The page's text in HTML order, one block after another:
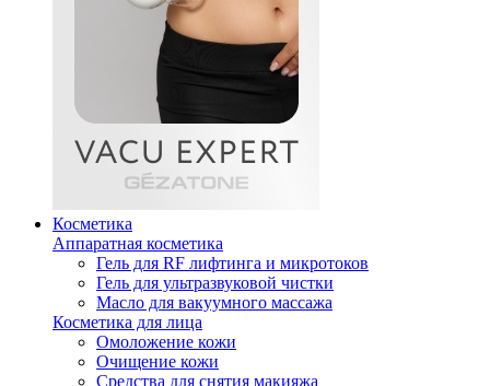
Косметика
Аппаратная косметика
Гель для RF лифтинга и микротоков
Гель для ультразвуковой чистки
Масло для вакуумного массажа
Косметика для лица
Омоложение кожи
Очищение кожи
Средства для снятия макияжа